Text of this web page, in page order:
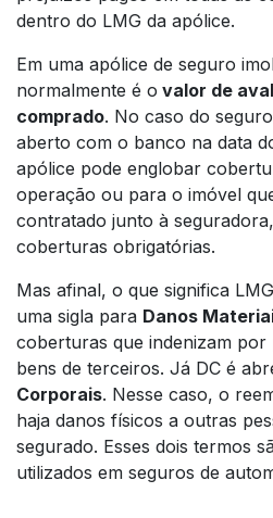
dentro do LMG da apólice.
Em uma apólice de seguro
normalmente é o valor de
comprado. No caso do
aberto com o banco na data
apólice pode englobar
operação ou para o imóvel
contratado junto à
coberturas obrigatórias.
Mas afinal, o que significa
uma sigla para Danos
coberturas que indenizam por
bens de terceiros. Já DC é
Corporais. Nesse caso, o
haja danos físicos a outras
segurado. Esses dois termos
utilizados em seguros de